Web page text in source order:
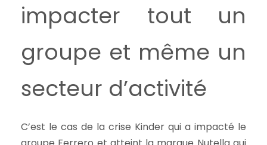
impacter tout un
groupe et même un
secteur d’activité
C’est le cas de la crise Kinder qui a impacté le